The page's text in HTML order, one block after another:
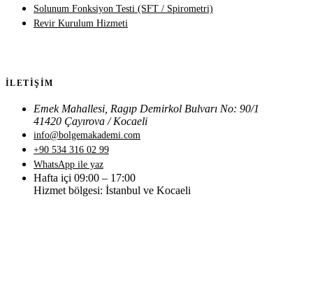
Solunum Fonksiyon Testi (SFT / Spirometri)
Revir Kurulum Hizmeti
İLETIŞIM
Emek Mahallesi, Ragıp Demirkol Bulvarı No: 90/1
41420 Çayırova / Kocaeli
info@bolgemakademi.com
+90 534 316 02 99
WhatsApp ile yaz
Hafta içi 09:00 – 17:00
Hizmet bölgesi: İstanbul ve Kocaeli